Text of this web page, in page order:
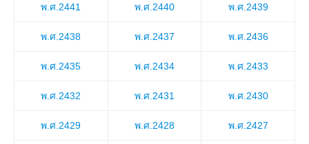
พ.ศ.2441 พ.ศ.2440 พ.ศ.2439
พ.ศ.2438 พ.ศ.2437 พ.ศ.2436
พ.ศ.2435 พ.ศ.2434 พ.ศ.2433
พ.ศ.2432 พ.ศ.2431 พ.ศ.2430
พ.ศ.2429 พ.ศ.2428 พ.ศ.2427